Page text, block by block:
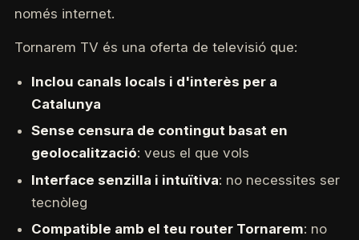
només internet.
Tornarem TV és una oferta de televisió que:
Inclou canals locals i d'interès per a
Catalunya
Sense censura de contingut basat en
geolocalització: veus el que vols
Interface senzilla i intuïtiva: no necessites ser
tecnòleg
Compatible amb el teu router Tornarem: no